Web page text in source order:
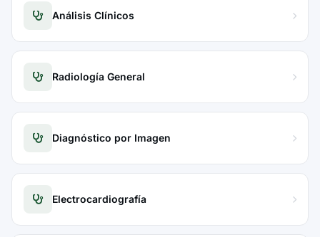
Análisis Clínicos
Radiología General
Diagnóstico por Imagen
Electrocardiografía